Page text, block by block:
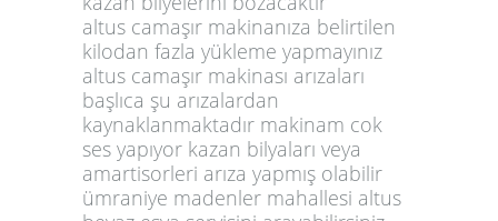
altus camaşır makinanıza belirtilen
kilodan fazla yükleme yapmayınız
altus camaşır makinası arızaları
başlıca şu arızalardan
kaynaklanmaktadır makinam cok
ses yapıyor kazan bilyaları veya
amartisorleri arıza yapmış olabilir
ümraniye madenler mahallesi altus